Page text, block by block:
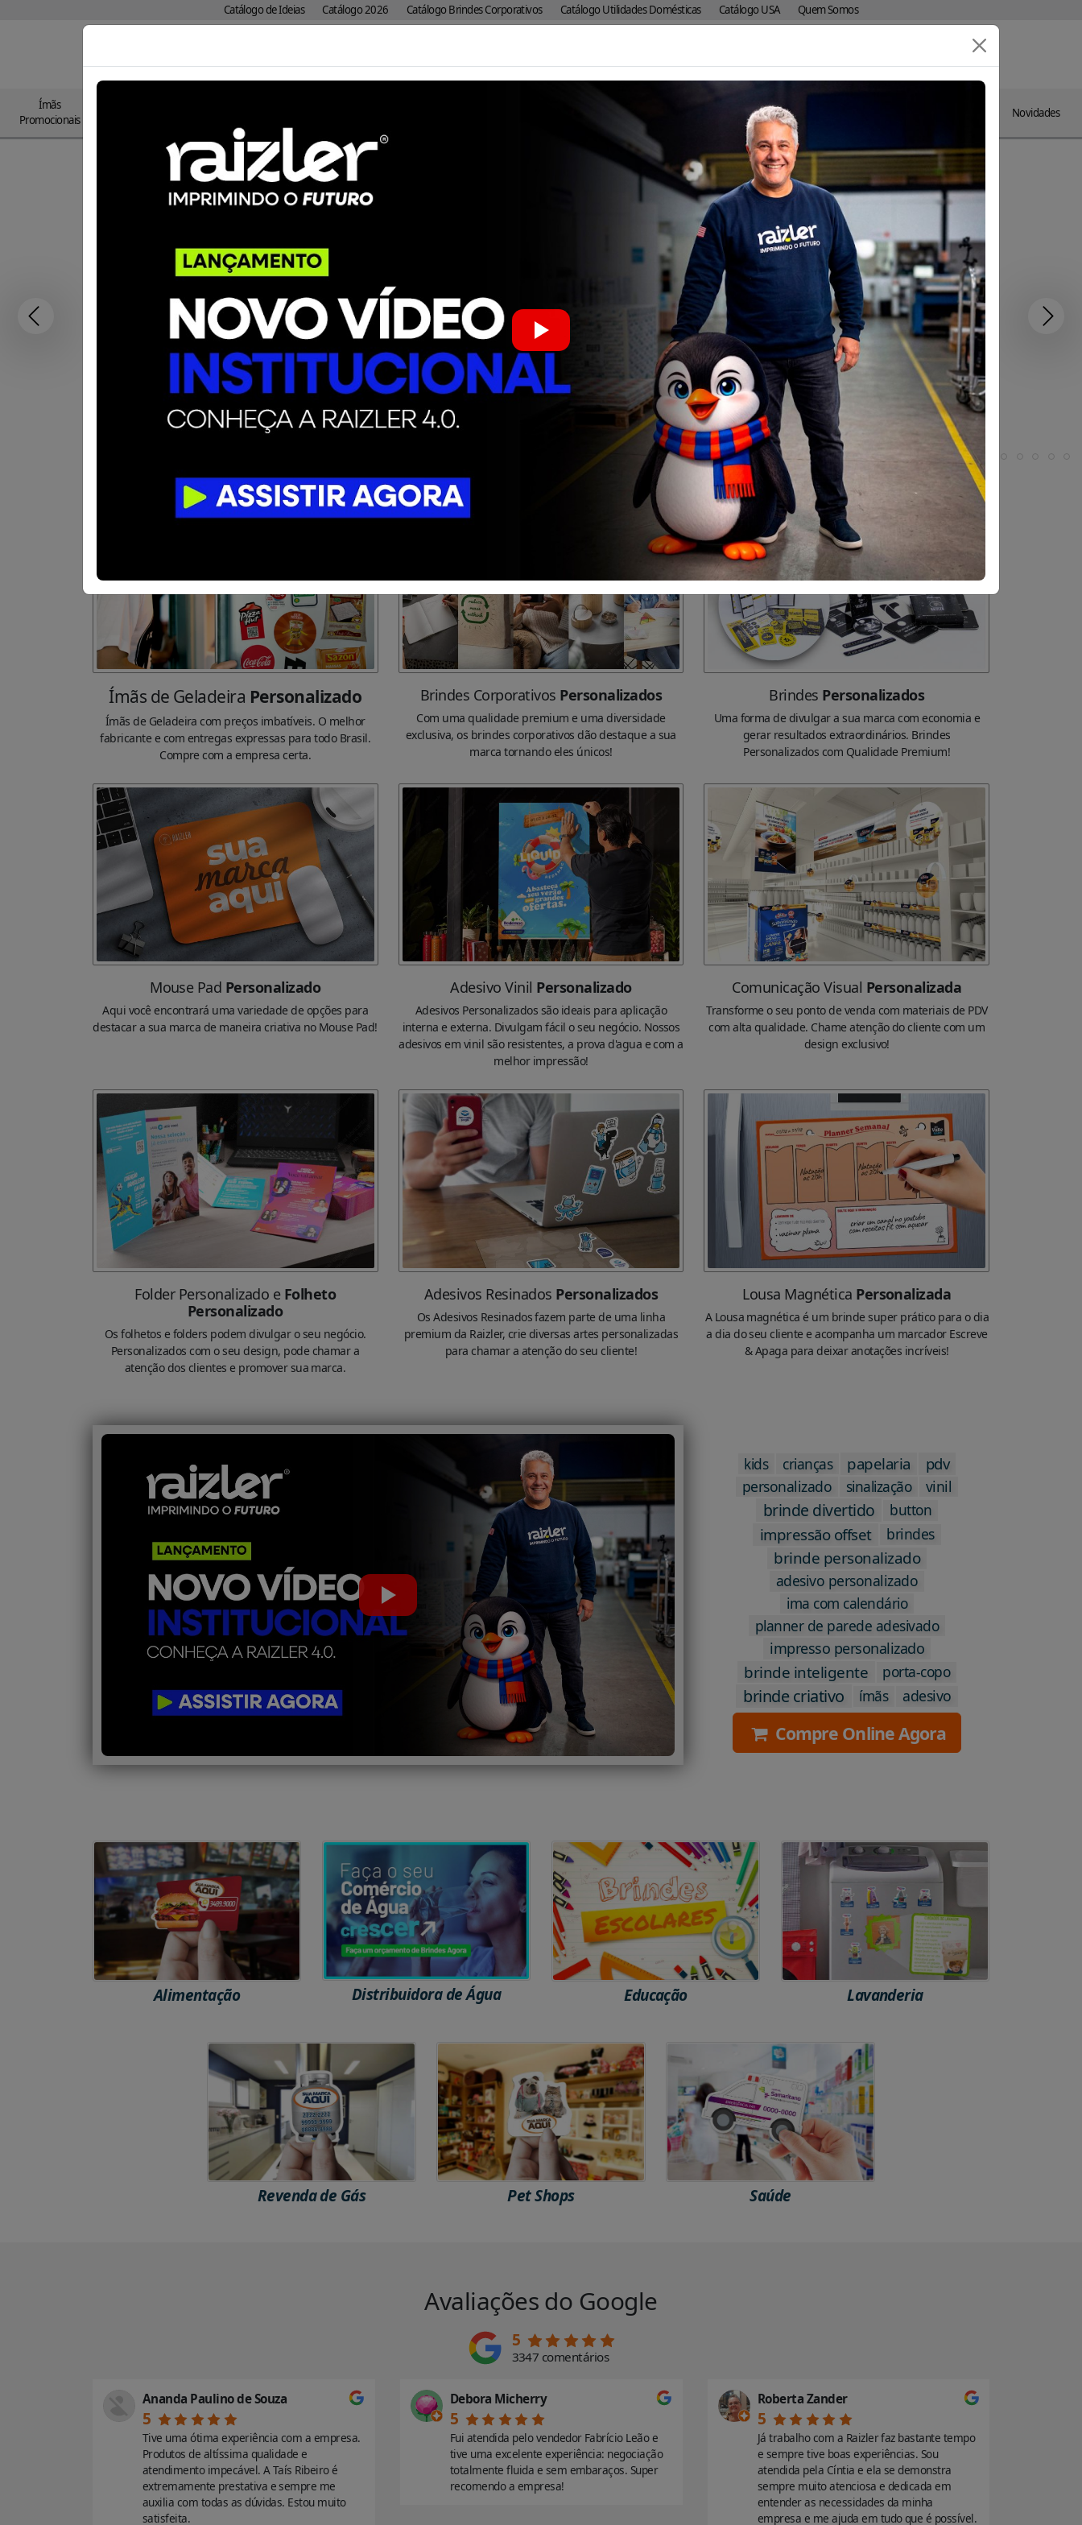
Catálogo de Ideias Catálogo 2026 Catálogo Brindes Corporativos Catálogo Utilidades Domésticas Catálogo USA Quem Somos
Comprar
Ímãs
Promocionais
Personalizados
Corporativos
Brindes por
Segmento
Novidades
Ímãs de Geladeira Personalizado
Ímãs de Geladeira com preços imbatíveis. O melhor
fabricante e com entregas expressas para todo Brasil.
Compre com a empresa certa.
Brindes Corporativos Personalizados
Com uma qualidade premium e uma diversidade
exclusiva, os brindes corporativos dão destaque a sua
marca tornando eles únicos!
Brindes Personalizados
Uma forma de divulgar a sua marca com economia e
gerar resultados extraordinários. Brindes
Personalizados com Qualidade Premium!
Mouse Pad Personalizado
Aqui você encontrará uma variedade de opções para
destacar a sua marca de maneira criativa no Mouse Pad!
Adesivo Vinil Personalizado
Adesivos Personalizados são ideais para aplicação
interna e externa. Divulgam fácil o seu negócio. Nossos
adesivos em vinil são resistentes, a prova d'agua e com a
melhor impressão!
Comunicação Visual Personalizada
Transforme o seu ponto de venda com materiais de PDV
com alta qualidade. Chame atenção do cliente com um
design exclusivo!
Folder Personalizado e Folheto
Personalizado
Os folhetos e folders podem divulgar o seu negócio.
Personalizados com o seu design, pode chamar a
atenção dos clientes e promover sua marca.
Adesivos Resinados Personalizados
Os Adesivos Resinados fazem parte de uma linha
premium da Raizler, crie diversas artes personalizadas
para chamar a atenção do seu cliente!
Lousa Magnética Personalizada
A Lousa magnética é um brinde super prático para o dia
a dia do seu cliente e acompanha um marcador Escreve
& Apaga para deixar anotações incríveis!
kids crianças papelaria pdv
personalizado sinalização vinil
brinde divertido button
impressão offset brindes
brinde personalizado
adesivo personalizado
ima com calendário
planner de parede adesivado
impresso personalizado
brinde inteligente porta-copo
brinde criativo ímãs adesivo
Compre Online Agora
Alimentação Distribuidora de Água Educação Lavanderia
Revenda de Gás Pet Shops Saúde
Avaliações do Google
5
3347 comentários
Ananda Paulino de Souza
5
Tive uma ótima experiência com a empresa.
Produtos de altíssima qualidade e
atendimento impecável. A Taís Ribeiro é
extremamente prestativa e sempre me
auxilia com todas as dúvidas. Estou muito
satisfeita.
Debora Micherry
5
Fui atendida pelo vendedor Fabrício Leão e
tive uma excelente experiência: negociação
totalmente fluida e sem embaraços. Super
recomendo a empresa!
Roberta Zander
5
Já trabalho com a Raizler faz bastante tempo
e sempre tive boas experiências. Sou
atendida pela Cíntia e ela se demonstra
sempre muito atenciosa e dedicada em
entender as necessidades da minha
empresa e me ajuda em tudo que é possível.